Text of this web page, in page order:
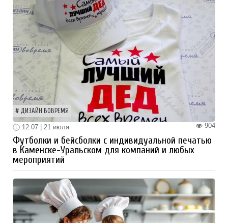
ДИЗАЙН ВОВРЕМЯ
904
12:07 | 21 июля
Футболки и бейсболки с индивидуальной печатью
в Каменске-Уральском для компаний и любых
мероприятий